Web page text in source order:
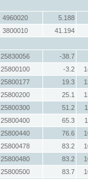
4960020
5.188
3800010
41.194
25830056
-38.7
25800100 -3.2
25800177 19.3
25800200 25.1
25800300 51.2
25800400 65.3
25800440 76.6
25800478 83.2
25800480 83.2
25800500 83.7